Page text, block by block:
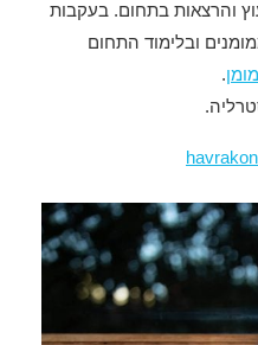
והרצאות בתחום. בעקבות
ובלימוד התחום
.